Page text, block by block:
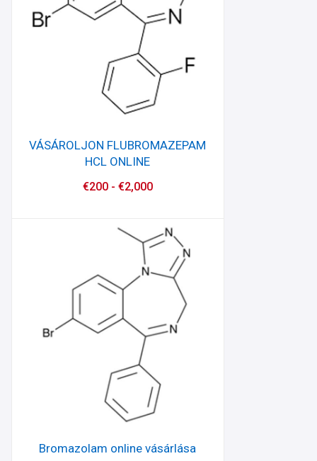
VÁSÁROLJON FLUBROMAZEPAM
HCL ONLINE
€200- €2,000
Bromazolam online vásárlása